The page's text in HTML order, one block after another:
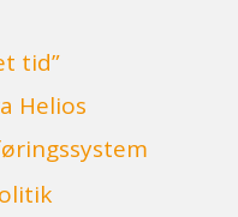
tid”
Helios